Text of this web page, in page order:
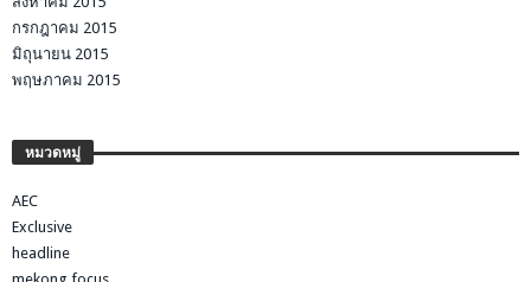
กรกฎาคม 2015
มิถุนายน 2015
พฤษภาคม 2015
หมวดหมู่
AEC
Exclusive
headline